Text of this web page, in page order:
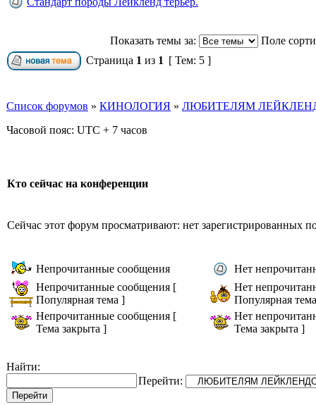
Показать темы за:
Поле
Страница 1 из 1 [ Тем: 5 ]
Список форумов » КИНОЛОГИЯ » ЛЮБИТЕЛЯМ
Часовой пояс: UTC + 7 часов
Кто сейчас на конференции
Сейчас этот форум просматривают: нет зарегистрированных
Непрочитанные сообщения
Нет
Непрочитанные сообщения [
Популярная тема ]
Нет
Популярная
Непрочитанные сообщения [
Тема закрыта ]
Нет
Тема закрыта ]
Найти:
Перейти: